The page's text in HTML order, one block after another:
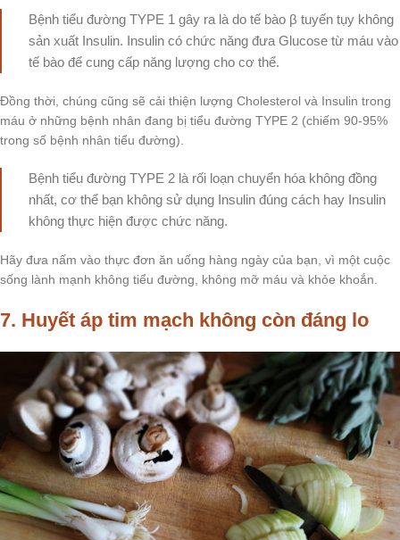
Bệnh tiểu đường TYPE 1 gây ra là do tế bào β tuyến tụy không
sản xuất Insulin. Insulin có chức năng đưa Glucose từ máu vào
tế bào để cung cấp năng lượng cho cơ thể.
Đồng thời, chúng cũng sẽ cải thiện lượng Cholesterol và Insulin trong
máu ở những bệnh nhân đang bị tiểu đường TYPE 2 (chiếm 90-95%
trong số bệnh nhân tiểu đường).
Bệnh tiểu đường TYPE 2 là rối loạn chuyển hóa không đồng
nhất, cơ thể bạn không sử dụng Insulin đúng cách hay Insulin
không thực hiện được chức năng.
Hãy đưa nấm vào thực đơn ăn uống hàng ngày của bạn, vì một cuộc
sống lành mạnh không tiểu đường, không mỡ máu và khỏe khoắn.
7. Huyết áp tim mạch không còn đáng lo